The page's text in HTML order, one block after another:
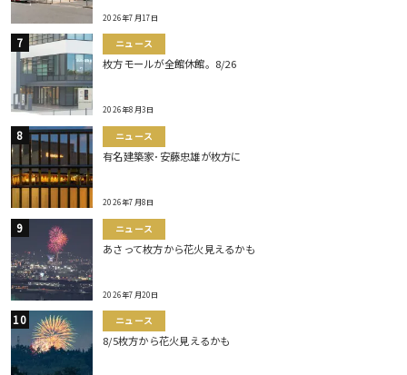
2026年7月17日
ニュース
枚方モールが全館休館。8/26
2026年8月3日
ニュース
有名建築家･安藤忠雄が枚方に
2026年7月8日
ニュース
あさって枚方から花火見えるかも
2026年7月20日
ニュース
8/5枚方から花火見えるかも